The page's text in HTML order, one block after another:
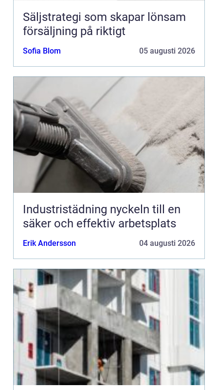
Säljstrategi som skapar lönsam
försäljning på riktigt
Sofia Blom 05 augusti 2026
Industristädning nyckeln till en
säker och effektiv arbetsplats
Erik Andersson 04 augusti 2026